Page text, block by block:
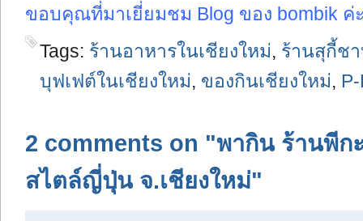
ขอบคุณที่มาเยี่ยมชม Blog ของ bombik ค่
Tags: ร้านอาหารในเชียงใหม่, ร้านสุกี้ช
บุฟเฟต์ในเชียงใหม่, ของกินเชียงใหม่,
2 comments on "พากิน ร้านพีก
สไตล์ญี่ปุ่น จ.เชียงใหม่"